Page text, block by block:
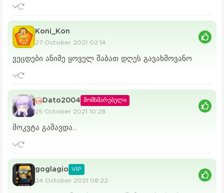
Koni_Kon
27 October 2021 02:14
ვეცდები ანიმე ყოველ შაბათ დღეს გავახმოვანო
Dato2004 მომხმარებელი
25 October 2021 10:28
მოკვტა გაშავდა...
goglagio VIP
24 October 2021 08:22